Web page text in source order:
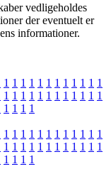
vedligeholdes
der eventuelt er
informationer.
1 1 1 1 1 1 1 1 1 1 1 1
1 1 1 1 1 1 1 1 1 1 1 1
1 1 1 1
1 1 1 1 1 1 1 1 1 1 1 1
1 1 1 1 1 1 1 1 1 1 1 1
1 1 1 1